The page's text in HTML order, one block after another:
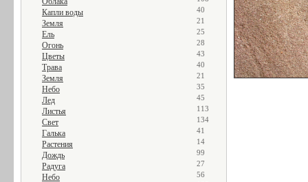
Капли воды 40
Земля 21
Ель 25
Огонь 28
Цветы 43
Трава 40
Земля 21
Небо 35
Лед 45
Листья 113
Свет 134
Галька 41
Растения 14
Дождь 99
Радуга 27
Небо 56